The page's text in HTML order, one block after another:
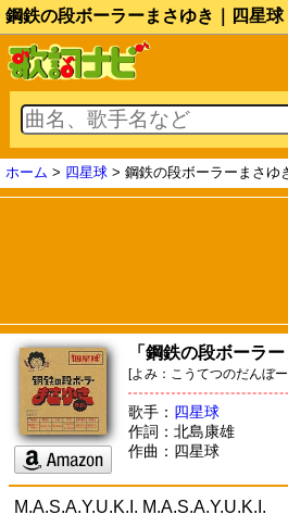
鋼鉄の段ボーラーまさゆき｜四星球
ホーム > 四星球 > 鋼鉄の段ボーラーまさゆ
「鋼鉄の段ボーラ
[よみ：こうてつのだんぼ
歌手： 四星球
作詞：北島康雄
作曲：四星球
M.A.S.A.Y.U.K.I. M.A.S.A.Y.U.K.I.